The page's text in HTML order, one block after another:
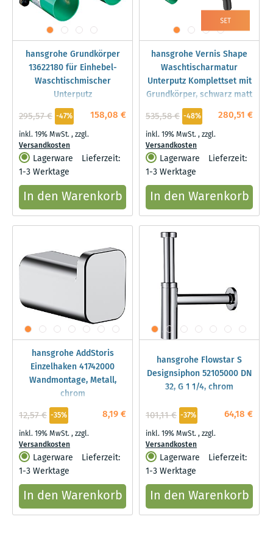
hansgrohe Grundkörper
13622180 für Einhebel-
Waschtischmischer
Unterputz
158,08 €
295,57 € -47%
inkl. 19% MwSt.,zzgl.
Versandkosten
Lagerware
Lieferzeit:
1-3 Werktage
In den Warenkorb
hansgrohe Vernis Shape
Waschtischarmatur
Unterputz Komplettset mit
Grundkörper, schwarz matt
280,51 €
535,58 € -48%
inkl. 19% MwSt.,zzgl.
Versandkosten
Lagerware
Lieferzeit:
1-3 Werktage
In den Warenkorb
hansgrohe AddStoris
Einzelhaken 41742000
Wandmontage, Metall,
chrom
8,19 €
12,57 € -35%
inkl. 19% MwSt.,zzgl.
Versandkosten
Lagerware
Lieferzeit:
1-3 Werktage
In den Warenkorb
hansgrohe Flowstar S
Designsiphon 52105000 DN
32, G 1 1/4, chrom
64,18 €
101,11 € -37%
inkl. 19% MwSt.,zzgl.
Versandkosten
Lagerware
Lieferzeit:
1-3 Werktage
In den Warenkorb